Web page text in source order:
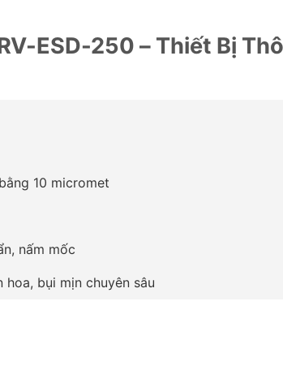
ESD-250 – Thiết Bị
10 micromet
nấm mốc
bụi mịn chuyên sâu